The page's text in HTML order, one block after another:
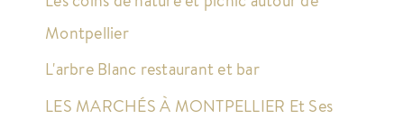
Montpellier
L'arbre Blanc restaurant et bar
LES MARCHÉS À MONTPELLIER Et Ses